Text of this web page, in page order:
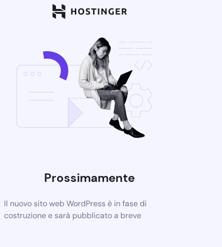
Prossimamente
Il nuovo sito web WordPress è in fase di
costruzione e sarà pubblicato a breve